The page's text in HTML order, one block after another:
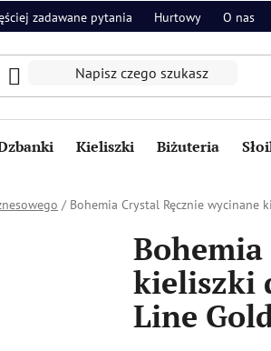
zadawane pytania Hurtowy O nas
Kieliszki Biżuteria
/ Bohemia Crystal Ręcznie wycinane
kieliszki
Line